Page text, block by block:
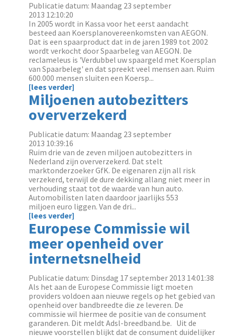
Publicatie datum: Maandag 23 september
2013 12:10:20
In 2005 wordt in Kassa voor het eerst aandacht
besteed aan Koersplanovereenkomsten van AEGON.
Dat is een spaarproduct dat in de jaren 1989 tot 2002
wordt verkocht door Spaarbeleg van AEGON. De
reclameleus is 'Verdubbel uw spaargeld met Koersplan
van Spaarbeleg' en dat spreekt veel mensen aan. Ruim
600.000 mensen sluiten een Koersp...
[lees verder]
Miljoenen autobezitters
oververzekerd
Publicatie datum: Maandag 23 september
2013 10:39:16
Ruim drie van de zeven miljoen autobezitters in
Nederland zijn oververzekerd. Dat stelt
marktonderzoeker GfK. De eigenaren zijn all risk
verzekerd, terwijl de dure dekking allang niet meer in
verhouding staat tot de waarde van hun auto.
Automobilisten laten daardoor jaarlijks 553
miljoen euro liggen. Van de dri...
[lees verder]
Europese Commissie wil
meer openheid over
internetsnelheid
Publicatie datum: Dinsdag 17 september 2013 14:01:38
Als het aan de Europese Commissie ligt moeten
providers voldoen aan nieuwe regels op het gebied van
openheid over bandbreedte die ze leveren. De
commissie wil hiermee de positie van de consument
garanderen. Dit meldt Adsl-breedband.be. Uit de
nieuwe voorstellen blijkt dat de consument duidelijker